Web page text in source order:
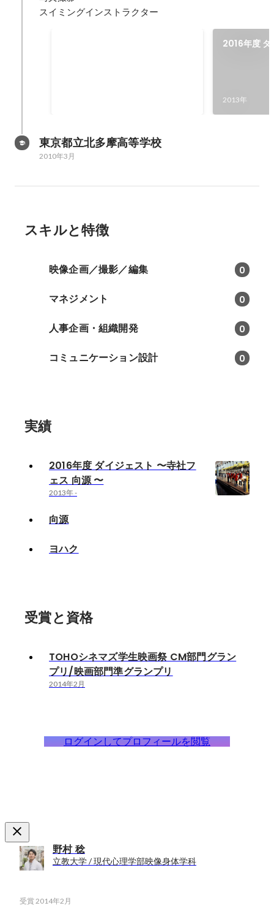
スイミングインストラクター
2016年度 ダ
2013年
東京都立北多摩高等学校
2010年3月
スキルと特徴
映像企画／撮影／編集 0
マネジメント 0
人事企画・組織開発 0
コミュニケーション設計 0
実績
2016年度 ダイジェスト 〜寺社フ
ェス 向源 〜
2013年-
向源
ヨハク
受賞と資格
TOHOシネマズ学生映画祭 CM部門グラン
プリ/映画部門準グランプリ
2014年2月
ログインしてプロフィールを閲覧
野村 稔
立教大学 / 現代心理学部映像身体学科
受賞2014年2月